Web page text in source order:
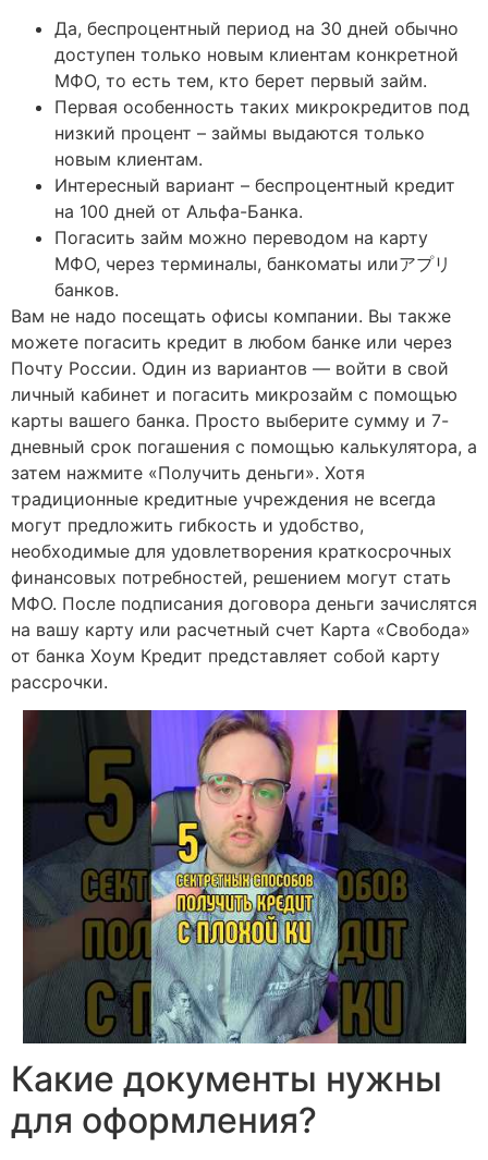
Да, беспроцентный период на 30 дней обычно
доступен только новым клиентам конкретной
МФО, то есть тем, кто берет первый займ.
Первая особенность таких микрокредитов под
низкий процент – займы выдаются только
новым клиентам.
Интересный вариант – беспроцентный кредит
на 100 дней от Альфа-Банка.
Погасить займ можно переводом на карту
МФО, через терминалы, банкоматы илиアプリ
банков.
Вам не надо посещать офисы компании. Вы также
можете погасить кредит в любом банке или через
Почту России. Один из вариантов — войти в свой
личный кабинет и погасить микрозайм с помощью
карты вашего банка. Просто выберите сумму и 7-
дневный срок погашения с помощью калькулятора, а
затем нажмите «Получить деньги». Хотя
традиционные кредитные учреждения не всегда
могут предложить гибкость и удобство,
необходимые для удовлетворения краткосрочных
финансовых потребностей, решением могут стать
МФО. После подписания договора деньги зачислятся
на вашу карту или расчетный счет Карта «Свобода»
от банка Хоум Кредит представляет собой карту
рассрочки.
Какие документы нужны
для оформления?